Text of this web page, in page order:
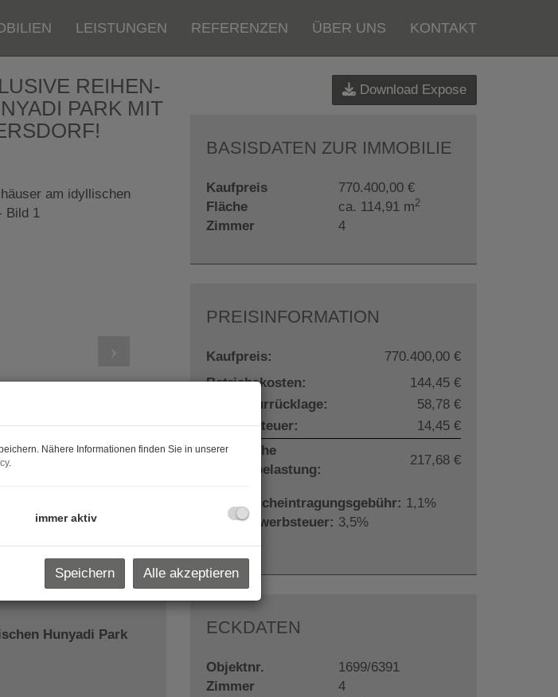
LEISTUNGEN REFERENZEN ÜBER UNS KONTAKT
REIHEN-
PARK MIT
Hunyadi Park
Download Expose
BASISDATEN ZUR IMMOBILIE
Kaufpreis
770.400,00 €
Fläche
ca. 114,91 m2
Zimmer 4
PREISINFORMATION
Kaufpreis:
770.400,00 €
Betriebskosten:
144,45 €
Reparaturrücklage:
58,78 €
Umsatzsteuer:
14,45 €
monatliche
Gesamtbelastung:
217,68 €
Grundbucheintragungsgebühr: 1,1%
Grunderwerbsteuer: 3,5%
ECKDATEN
Objektnr.
1699/6391
Zimmer
4
Nähere Informationen finden Sie in unserer
.
immer aktiv
Speichern Alle akzeptieren